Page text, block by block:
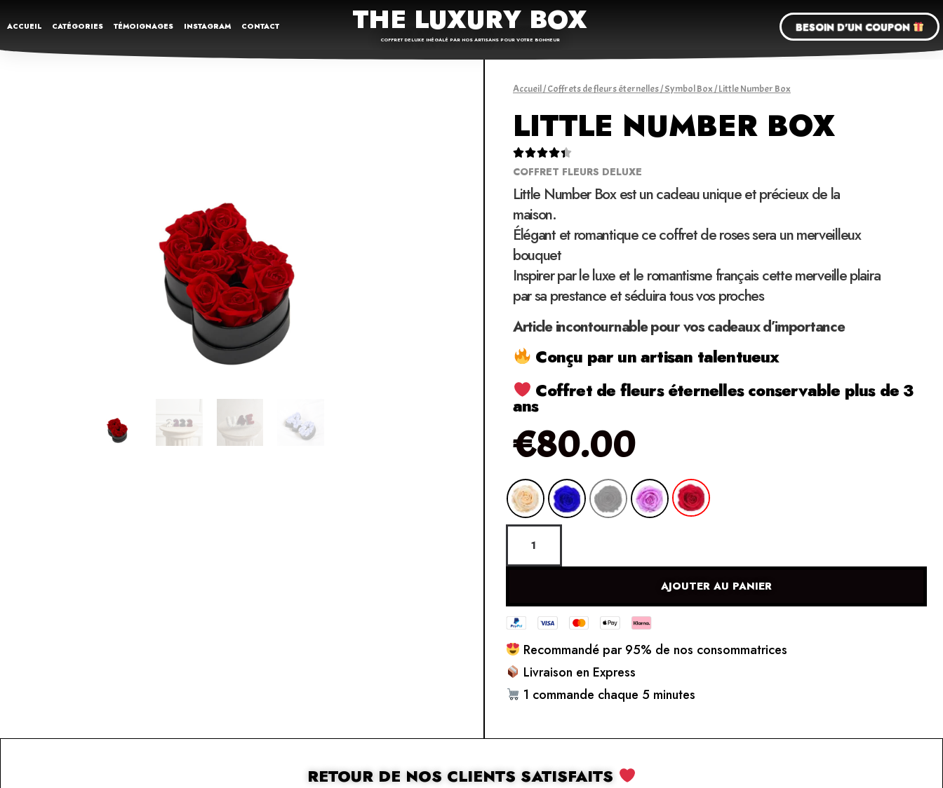
ACCUEIL CATÉGORIES TÉMOIGNAGES INSTAGRAM CONTACT THE LUXURY BOX
COFFRET DELUXE INÉGALÉ PAR NOS ARTISANS POUR VOTRE BONHEUR
BESOIN D'UN COUPON
Accueil/Coffrets de fleurs éternelles/Symbol Box/ Little Number Box
LITTLE NUMBER BOX

COFFRET FLEURS DELUXE
Little Number Box est un cadeau unique et précieux de la
maison.
Élégant et romantique ce coffret de roses sera un merveilleux
bouquet
Inspirer par le luxe et le romantisme français cette merveille plaira
par sa prestance et séduira tous vos proches
Article incontournable pour vos cadeaux d’importance
Conçu par un artisan talentueux
Coffret de fleurs éternelles conservable plus de 3
ans
€80.00
AJOUTER AU PANIER
Recommandé par 95% de nos consommatrices
Livraison en Express
1 commande chaque 5 minutes
RETOUR DE NOS CLIENTS SATISFAITS